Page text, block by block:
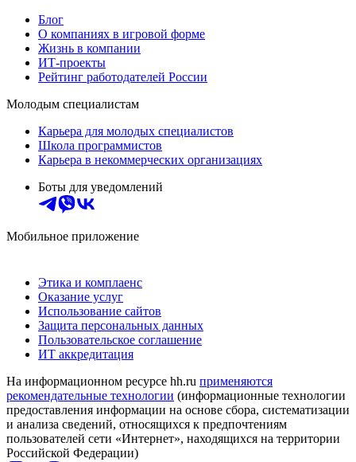
Блог
О компаниях в игровой форме
Жизнь в компании
ИТ-проекты
Рейтинг работодателей России
Молодым специалистам
Карьера для молодых специалистов
Школа программистов
Карьера в некоммерческих организациях
Боты для уведомлений
Мобильное приложение
Этика и комплаенс
Оказание услуг
Использование сайтов
Защита персональных данных
Пользовательское соглашение
ИТ аккредитация
На информационном ресурсе hh.ru применяются
рекомендательные технологии (информационные технологии
предоставления информации на основе сбора, систематизации
и анализа сведений, относящихся к предпочтениям
пользователей сети «Интернет», находящихся на территории
Российской Федерации)